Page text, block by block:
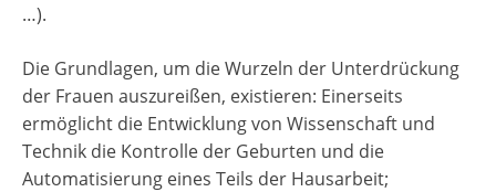
…).
Die Grundlagen, um die Wurzeln der Unterdrückung
der Frauen auszureißen, existieren: Einerseits
ermöglicht die Entwicklung von Wissenschaft und
Technik die Kontrolle der Geburten und die
Automatisierung eines Teils der Hausarbeit;